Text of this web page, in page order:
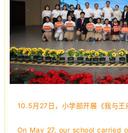
10.5月27日，小学部开展《我与王
On May 27, our school carried